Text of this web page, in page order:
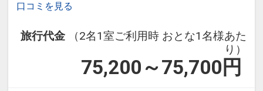
口コミを見る
旅行代金
（2名1室ご利用時 おとな1名様あた
り）
75,200～75,700 円